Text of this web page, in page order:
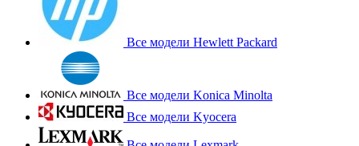
Все модели Hewlett Packard
Все модели Konica Minolta
Все модели Kyocera